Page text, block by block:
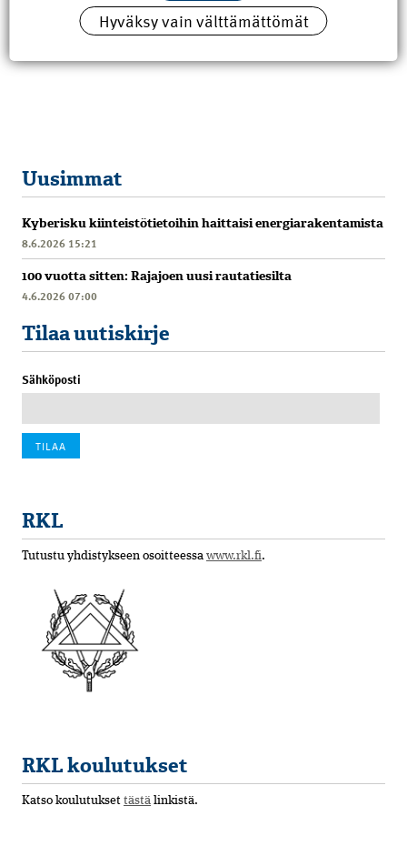
Uusimmat
Kyberisku kiinteistötietoihin haittaisi energiarakentamista
8.6.2026 15:21
100 vuotta sitten: Rajajoen uusi rautatiesilta
4.6.2026 07:00
Tilaa uutiskirje
Sähköposti
RKL
Tutustu yhdistykseen osoitteessa www.rkl.fi.
RKL koulutukset
Katso koulutukset tästä linkistä.
Hyväksy vain välttämättömät